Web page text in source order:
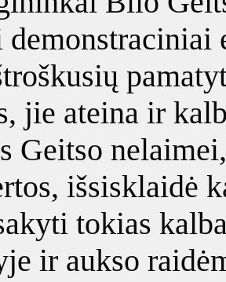
demonstraciniai
jie ateina ir
Geitso
išsisklaidė
tokias
ir aukso